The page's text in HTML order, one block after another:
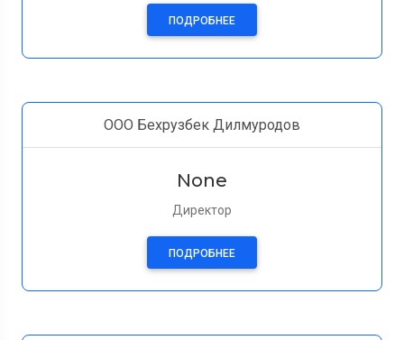
ПОДРОБНЕЕ
ООО Бехрузбек Дилмуродов
None
Директор
ПОДРОБНЕЕ